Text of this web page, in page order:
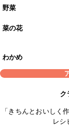
野菜
菜の花
わかめ
ク
「きちんとおいしく
レシ